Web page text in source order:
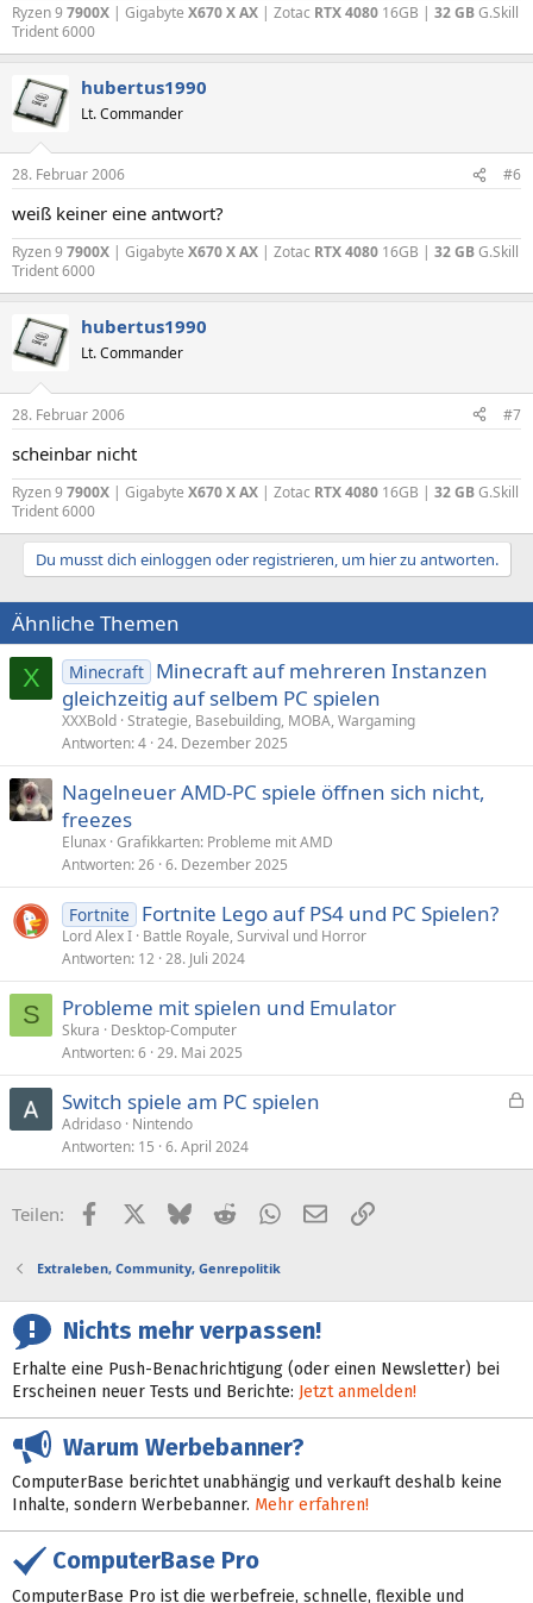
Ryzen 9 7900X | Gigabyte X670 X AX | Zotac RTX 4080 16GB | 32 GBG.Skill
Trident 6000
hubertus1990
Lt. Commander
28. Februar 2006 #6
weiß keiner eine antwort?
Ryzen 9 7900X | Gigabyte X670 X AX | Zotac RTX 4080 16GB | 32 GBG.Skill
Trident 6000
hubertus1990
Lt. Commander
28. Februar 2006 #7
scheinbar nicht
Ryzen 9 7900X | Gigabyte X670 X AX | Zotac RTX 4080 16GB | 32 GBG.Skill
Trident 6000
Du musst dich einloggen oder registrieren, um hier zu antworten.
Ähnliche Themen
X Minecraft Minecraft auf mehreren Instanzen
gleichzeitig auf selbem PC spielen
XXXBold Strategie, Basebuilding, MOBA, Wargaming
Antworten 4 24. Dezember 2025
Nagelneuer AMD-PC spiele öffnen sich nicht,
freezes
Elunax Grafikkarten: Probleme mit AMD
Antworten 26 6. Dezember 2025
Fortnite Fortnite Lego auf PS4 und PC Spielen?
Lord Alex I Battle Royale, Survival und Horror
Antworten 12 28. Juli 2024
S Probleme mit spielen und Emulator
Skura
Desktop-Computer
Antworten 6 29. Mai 2025
p
Switch spiele am PC spielen
Adridaso Nintendo
Antworten 15 6. April 2024
Teilen: FacebookX (Twitter)
BlueskyRedditWhatsApp
E-MailLink
Extraleben, Community, Genrepolitik
Nichts mehr verpassen!
Erhalte eine Push-Benachrichtigung (oder einen Newsletter) bei
Erscheinen neuer Tests und Berichte: Jetzt anmelden!
Warum Werbebanner?
ComputerBase berichtet unabhängig und verkauft deshalb keine
Inhalte, sondern Werbebanner. Mehr erfahren!
ComputerBase Pro
ComputerBase Pro ist die werbefreie, schnelle, flexible und